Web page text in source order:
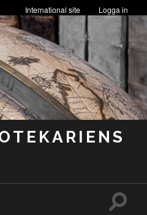
Logga in
International site
Slå